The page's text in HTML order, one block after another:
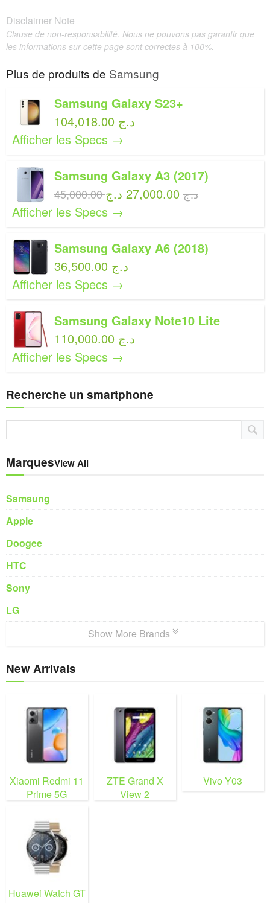
Disclaimer Note
Clause de non-responsabilité. Nous ne pouvons pas garantir que
les informations sur cette page sont correctes à 100%.
Plus de produits de Samsung
Samsung Galaxy S23+
104,018.00 د.ج
Afficher les Specs →
Samsung Galaxy A3 (2017)
45,000.00 د.ج
Afficher les Specs →
Samsung Galaxy A6 (2018)
36,500.00 د.ج
Afficher les Specs →
Samsung Galaxy Note10 Lite
110,000.00 د.ج
Afficher les Specs →
Recherche un smartphone
MarquesView All
Samsung
Apple
Doogee
HTC
Sony
LG
Show More Brands
New Arrivals
Xiaomi Redmi 11
Prime 5G
ZTE Grand X
View 2
Vivo Y03
Huawei Watch GT